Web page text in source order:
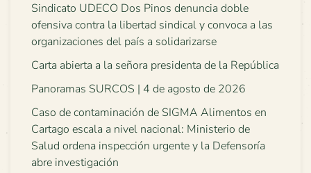
Sindicato UDECO Dos Pinos denuncia doble
ofensiva contra la libertad sindical y convoca a las
organizaciones del país a solidarizarse
Carta abierta a la señora presidenta de la República
Panoramas SURCOS | 4 de agosto de 2026
Caso de contaminación de SIGMA Alimentos en
Cartago escala a nivel nacional: Ministerio de
Salud ordena inspección urgente y la Defensoría
abre investigación